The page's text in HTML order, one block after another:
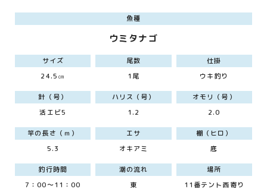
魚種
ウミタナゴ
サイズ
24.5㎝
尾数
1尾
仕掛
ウキ釣り
針（号）
活エビ5
ハリス（号）
1.2
オモリ（号）
2.0
竿の長さ（ｍ）
5.3
エサ
オキアミ
棚（ヒロ）
底
釣行時間
7：00～11：00
潮の流れ
東
場所
11番テント西寄り